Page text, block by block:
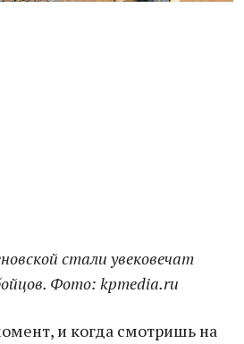
стали увековечат
Фото: kpmedia.ru
и когда смотришь на